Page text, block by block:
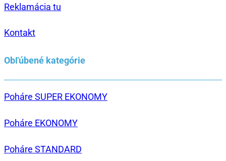
Reklamácia tu
Kontakt
Obľúbené kategórie
Poháre SUPER EKONOMY
Poháre EKONOMY
Poháre STANDARD